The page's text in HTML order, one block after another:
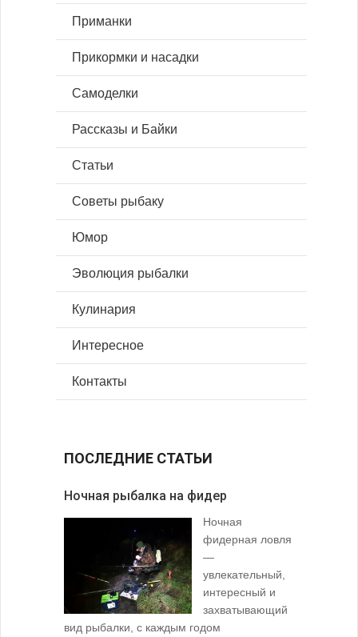
Приманки
Прикормки и насадки
Самоделки
Рассказы и Байки
Статьи
Советы рыбаку
Юмор
Эволюция рыбалки
Кулинария
Интересное
Контакты
ПОСЛЕДНИЕ СТАТЬИ
Ночная рыбалка на фидер
Ночная
фидерная ловля
—
увлекательный,
интересный и
захватывающий
вид рыбалки, с каждым годом